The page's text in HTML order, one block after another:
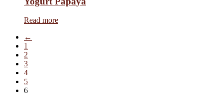
Read more
←
1
2
3
4
5
6